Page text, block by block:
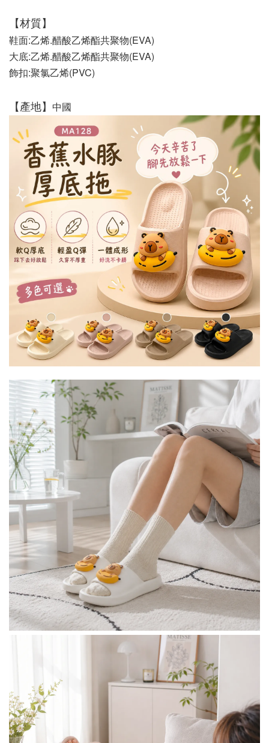
【材質】
鞋面:乙烯.醋酸乙烯酯共聚物(EVA)
大底:乙烯.醋酸乙烯酯共聚物(EVA)
飾扣:聚氯乙烯(PVC)
【產地】 中國